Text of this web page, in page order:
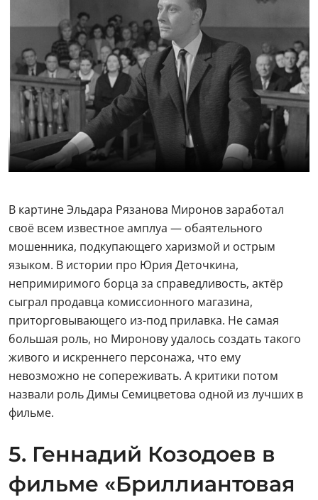
В картине Эльдара Рязанова Миронов заработал
своё всем известное амплуа — обаятельного
мошенника, подкупающего харизмой и острым
языком. В истории про Юрия Деточкина,
непримиримого борца за справедливость, актёр
сыграл продавца комиссионного магазина,
приторговывающего из-под прилавка. Не самая
большая роль, но Миронову удалось создать такого
живого и искреннего персонажа, что ему
невозможно не сопереживать. А критики потом
назвали роль Димы Семицветова одной из лучших в
фильме.
5. Геннадий Козодоев в
фильме «Бриллиантовая